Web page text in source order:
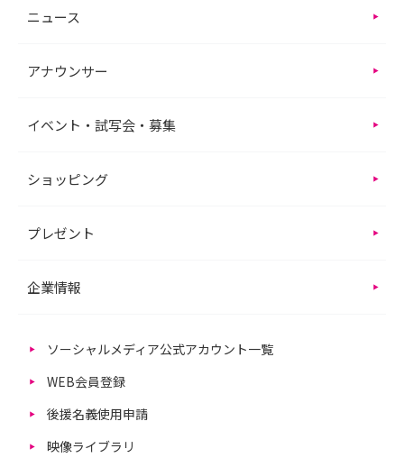
ニュース
アナウンサー
イベント・試写会・募集
ショッピング
プレゼント
企業情報
ソーシャルメディア公式アカウント一覧
WEB会員登録
後援名義使用申請
映像ライブラリ